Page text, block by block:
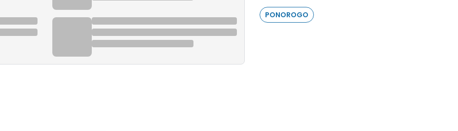
PONOROGO